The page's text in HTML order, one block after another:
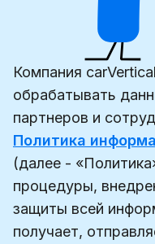
Компания
обрабатывать
партнеров и
Политика
(далее -
процедуры,
защиты всей
получает,